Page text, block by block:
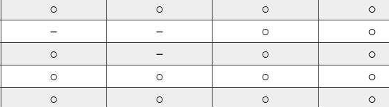
○ ○ ○ ○
－ － ○ ○
○ － ○ ○
○ ○ ○ ○
○ ○ ○ ○